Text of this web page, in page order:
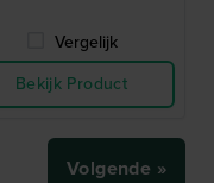
Vergelijk
Bekijk Product
Volgende »